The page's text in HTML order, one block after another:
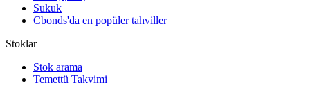
Sukuk
Cbonds'da en popüler tahviller
Stoklar
Stok arama
Temettü Takvimi